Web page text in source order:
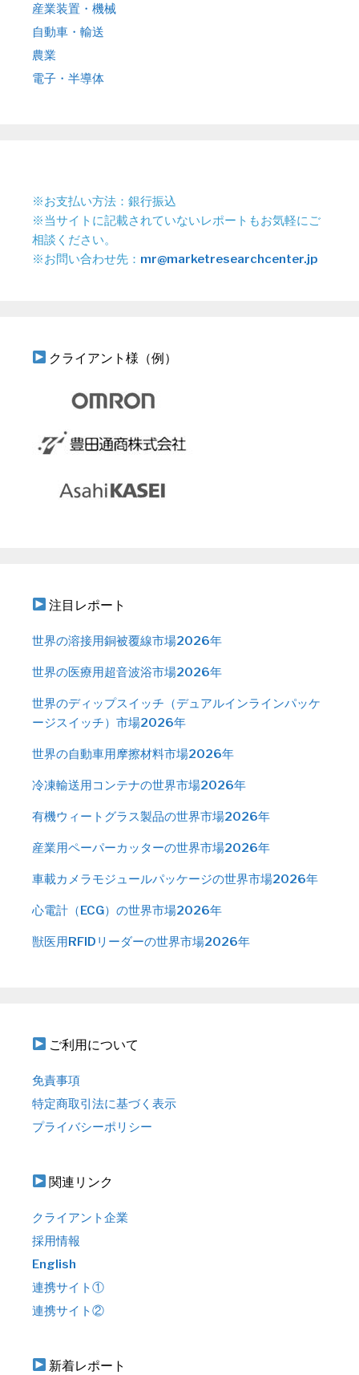
産業装置・機械
自動車・輸送
農業
電子・半導体
※お支払い方法：銀行振込
※当サイトに記載されていないレポートもお気軽にご
相談ください。
※お問い合わせ先： mr@marketresearchcenter.jp
クライアント様（例）
注目レポート
世界の溶接用銅被覆線市場2026年
世界の医療用超音波浴市場2026年
世界のディップスイッチ（デュアルインラインパッケ
ージスイッチ）市場2026年
世界の自動車用摩擦材料市場2026年
冷凍輸送用コンテナの世界市場2026年
有機ウィートグラス製品の世界市場2026年
産業用ペーパーカッターの世界市場2026年
車載カメラモジュールパッケージの世界市場2026年
心電計（ECG）の世界市場2026年
獣医用RFIDリーダーの世界市場2026年
ご利用について
免責事項
特定商取引法に基づく表示
プライバシーポリシー
関連リンク
クライアント企業
採用情報
English
連携サイト①
連携サイト②
新着レポート